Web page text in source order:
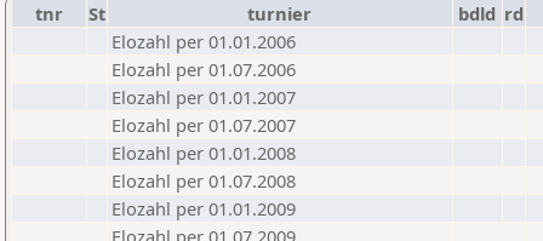
tnr St turnier bdld rd
Elozahl per 01.01.2006
Elozahl per 01.07.2006
Elozahl per 01.01.2007
Elozahl per 01.07.2007
Elozahl per 01.01.2008
Elozahl per 01.07.2008
Elozahl per 01.01.2009
Elozahl per 01.07.2009